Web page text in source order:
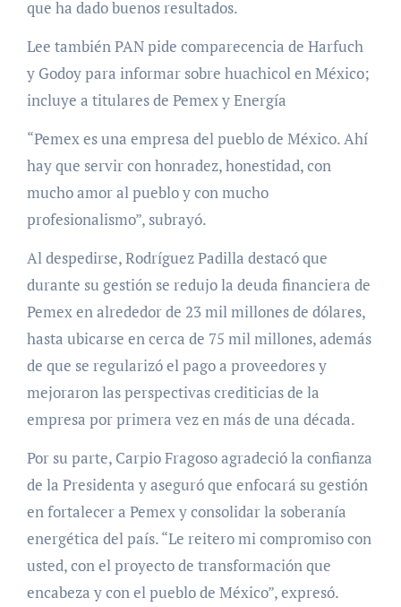
que ha dado buenos resultados.
Lee también PAN pide comparecencia de Harfuch
y Godoy para informar sobre huachicol en México;
incluye a titulares de Pemex y Energía
“Pemex es una empresa del pueblo de México. Ahí
hay que servir con honradez, honestidad, con
mucho amor al pueblo y con mucho
profesionalismo”, subrayó.
Al despedirse, Rodríguez Padilla destacó que
durante su gestión se redujo la deuda financiera de
Pemex en alrededor de 23 mil millones de dólares,
hasta ubicarse en cerca de 75 mil millones, además
de que se regularizó el pago a proveedores y
mejoraron las perspectivas crediticias de la
empresa por primera vez en más de una década.
Por su parte, Carpio Fragoso agradeció la confianza
de la Presidenta y aseguró que enfocará su gestión
en fortalecer a Pemex y consolidar la soberanía
energética del país. “Le reitero mi compromiso con
usted, con el proyecto de transformación que
encabeza y con el pueblo de México”, expresó.